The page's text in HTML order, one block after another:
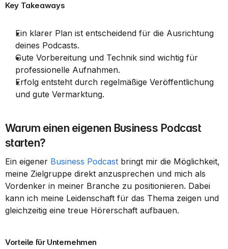
Key Takeaways
Ein klarer Plan ist entscheidend für die Ausrichtung
deines Podcasts.
Gute Vorbereitung und Technik sind wichtig für
professionelle Aufnahmen.
Erfolg entsteht durch regelmäßige Veröffentlichung
und gute Vermarktung.
Warum einen eigenen Business Podcast
starten?
Ein eigener Business Podcast bringt mir die Möglichkeit,
meine Zielgruppe direkt anzusprechen und mich als
Vordenker in meiner Branche zu positionieren. Dabei
kann ich meine Leidenschaft für das Thema zeigen und
gleichzeitig eine treue Hörerschaft aufbauen.
Vorteile für Unternehmen